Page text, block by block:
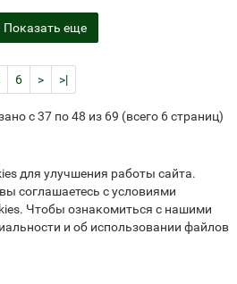
Показать еще
6 > >|
с 37 по 48 из 69 (всего 6 страниц)
для улучшения работы сайта.
соглашаетесь с условиями
Чтобы ознакомиться с нашими
и об использовании файлов